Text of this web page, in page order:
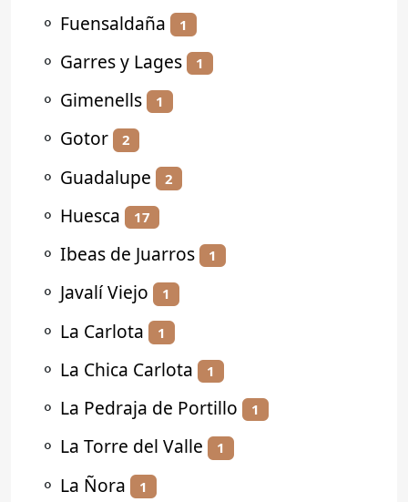
⚬ Fuensaldaña 1
⚬ Garres y Lages 1
⚬ Gimenells 1
⚬ Gotor 2
⚬ Guadalupe 2
⚬ Huesca 17
⚬ Ibeas de Juarros 1
⚬ Javalí Viejo 1
⚬ La Carlota 1
⚬ La Chica Carlota 1
⚬ La Pedraja de Portillo 1
⚬ La Torre del Valle 1
⚬ La Ñora 1